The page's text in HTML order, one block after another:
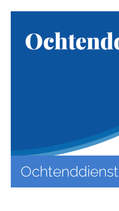
DEUTSCH
DGO 400 JAAR
Ochtenddienst